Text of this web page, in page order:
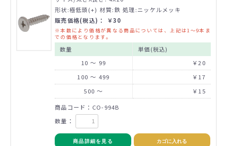
形状:極低頭(+) 材質:鉄 処理:ニッケルメッキ
販売価格(税込)： ￥30
※本数により価格が異なる商品については、上記は1～9本ま
での価格となります。
数量
単価(税込)
10 ～ 99
￥20
100 ～ 499
￥17
500 ～
￥15
商品コード：CO-994B
数量：
商品詳細を見る カゴに入れる